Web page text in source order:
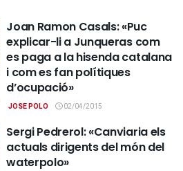
Joan Ramon Casals: «Puc
explicar-li a Junqueras com
es paga a la hisenda catalana
i com es fan polítiques
d’ocupació»
JOSE POLO 02/04/2015
Sergi Pedrerol: «Canviaria els
actuals dirigents del món del
waterpolo»